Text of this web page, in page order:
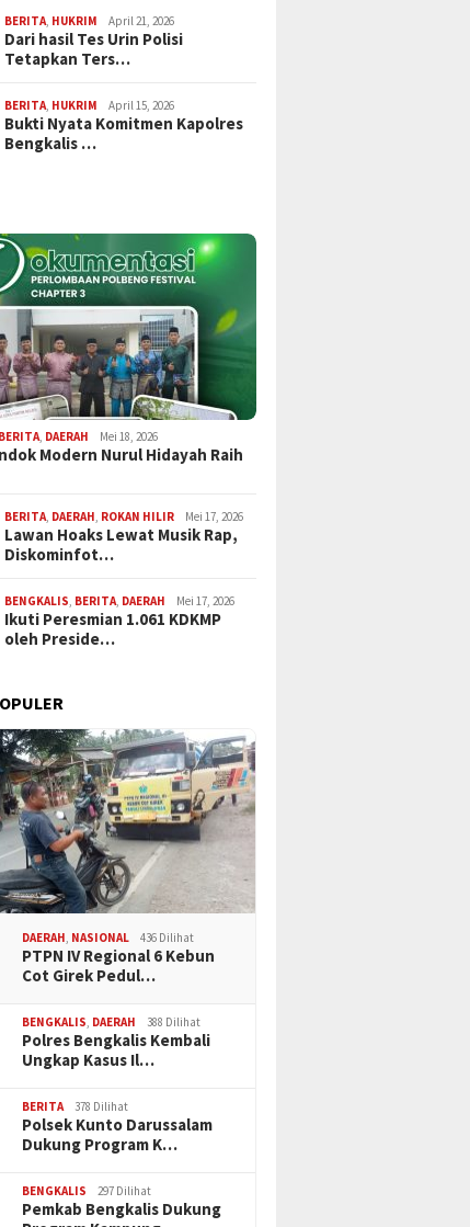
BERITA HUKRIM April 21, 2026
Dari hasil Tes Urin Polisi
Tetapkan Ters…
BERITA HUKRIM April 15, 2026
Bukti Nyata Komitmen Kapolres
Bengkalis …
BERITA DAERAH Mei 18, 2026
Modern Nurul Hidayah Raih
BERITA DAERAH ROKAN HILIR Mei 17, 2026
Lawan Hoaks Lewat Musik Rap,
Diskominfot…
BENGKALIS BERITA DAERAH Mei 17, 2026
Ikuti Peresmian 1.061 KDKMP
oleh Preside…
DAERAH, NASIONAL 436 Dilihat
PTPN IV Regional 6 Kebun
Cot Girek Pedul…
BENGKALIS, DAERAH 388 Dilihat
Polres Bengkalis Kembali
Ungkap Kasus Il…
BERITA 378 Dilihat
Polsek Kunto Darussalam
Dukung Program K…
BENGKALIS 297 Dilihat
Pemkab Bengkalis Dukung